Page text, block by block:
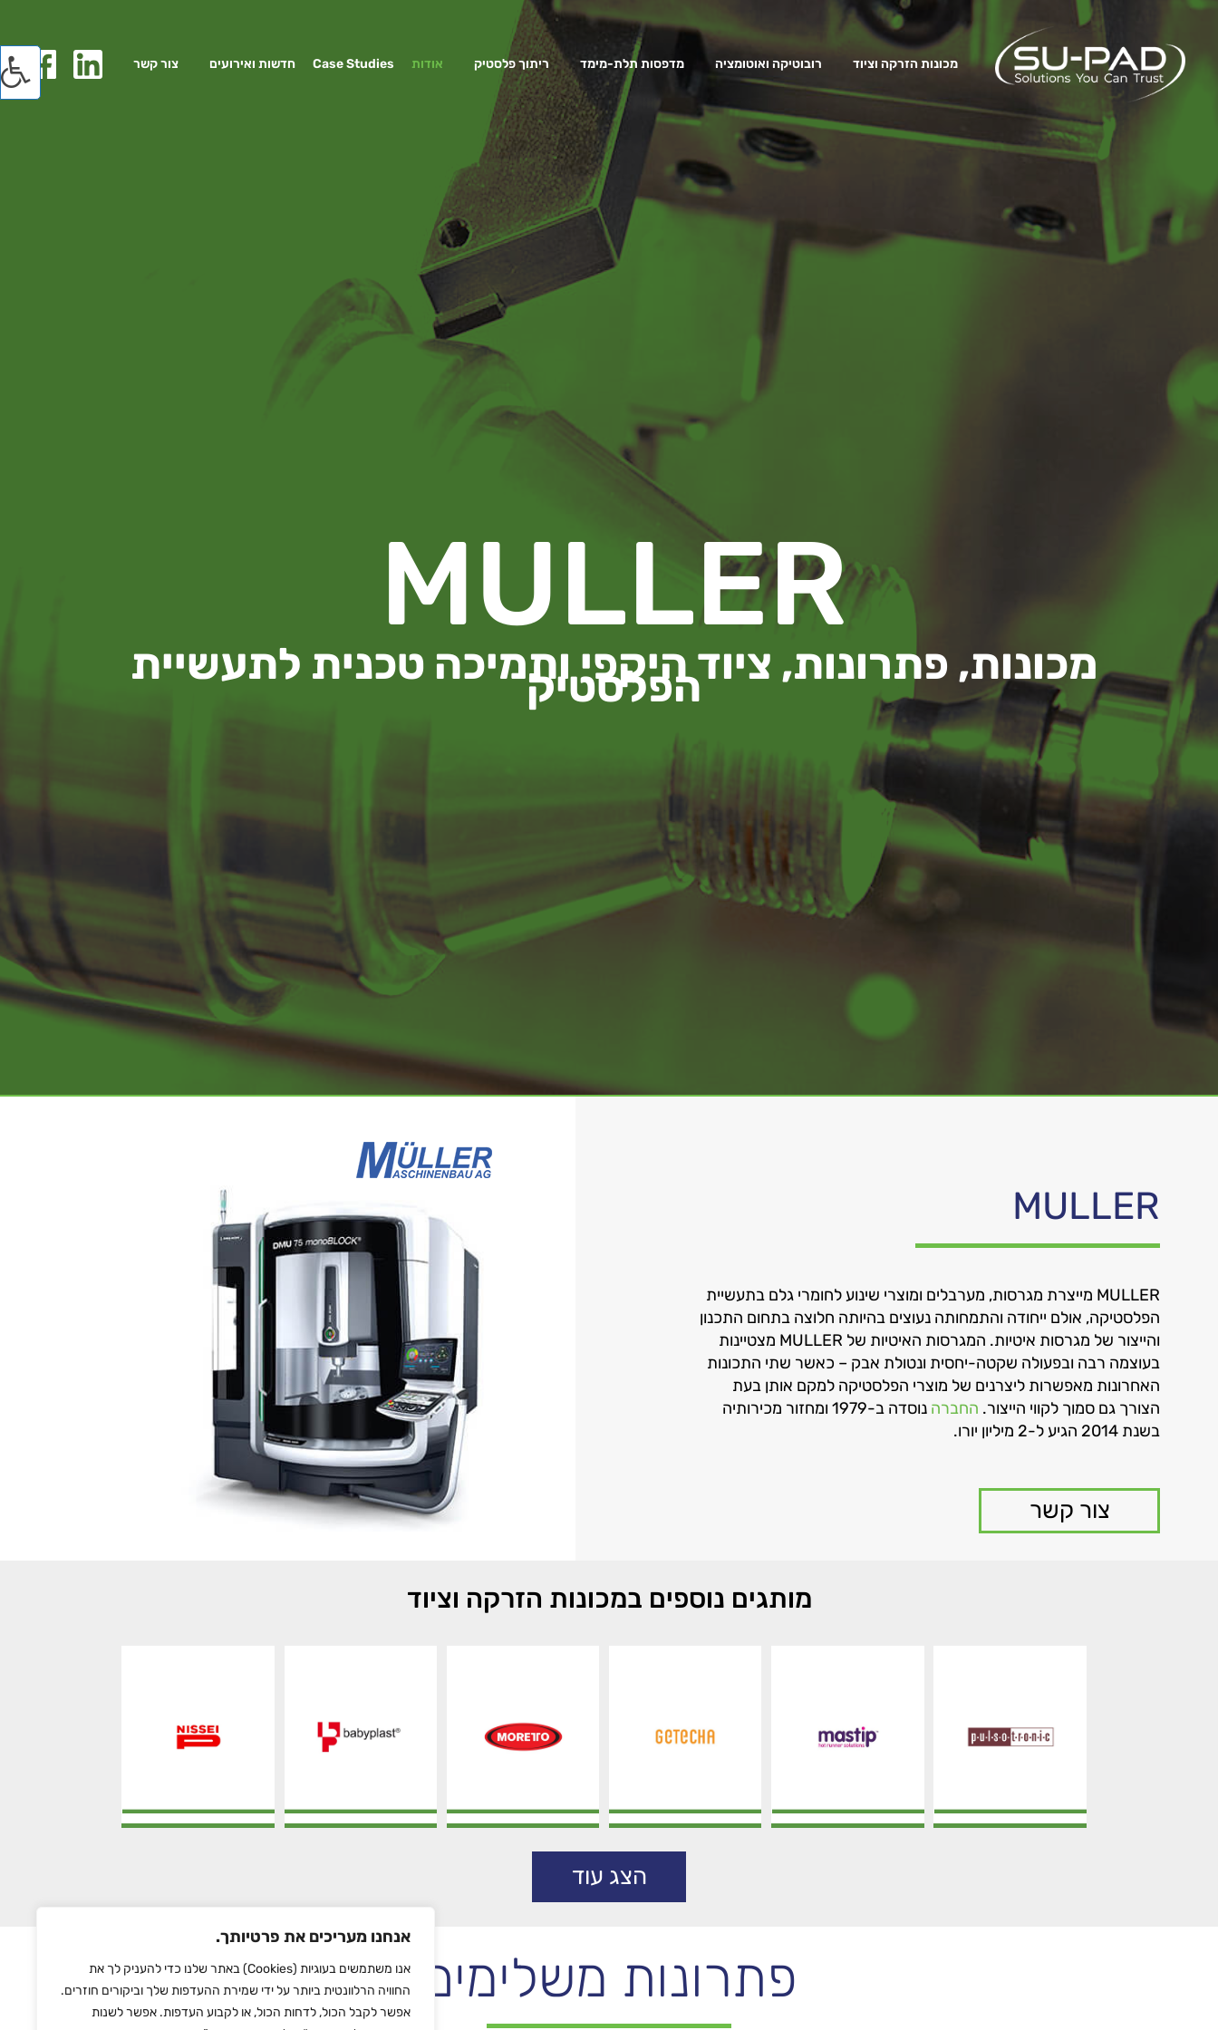
אנחנו מעריכים את פרטיותך.
אנו משתמשים בעוגיות (Cookies) באתר שלנו כדי להעניק לך את
החוויה הרלוונטית ביותר על ידי שמירת ההעדפות שלך וביקורים חוזרים.
אפשר לקבל הכול, לדחות הכול, או לקבוע העדפות. אפשר לשנות
מכונות הזרקה וציוד רובוטיקה ואוטומציה מדפסות תלת-מימד ריתוך פלסטיק אודות Case Studies חדשות ואירועים צור קשר
MULLER
מכונות, פתרונות, ציוד היקפי ותמיכה טכנית לתעשיית
הפלסטיק
MULLER
MULLER מייצרת מגרסות, מערבלים ומוצרי שינוע לחומרי גלם בתעשיית
הפלסטיקה, אולם ייחודה והתמחותה נעוצים בהיותה חלוצה בתחום התכנון
והייצור של מגרסות איטיות. המגרסות האיטיות של MULLER מצטיינות
בעוצמה רבה ובפעולה שקטה-יחסית ונטולת אבק – כאשר שתי התכונות
האחרונות מאפשרות ליצרנים של מוצרי הפלסטיקה למקם אותן בעת
הצורך גם סמוך לקווי הייצור. החברה
נוסדה ב-1979 ומחזור מכירותיה
בשנת 2014 הגיע ל-2 מיליון יורו.
צור קשר
מותגים נוספים במכונות הזרקה וציוד
NISSEI BabyPlast Moretto Getecha MASTIP PULSOTRONIC
הצג עוד
פתרונות משלימים